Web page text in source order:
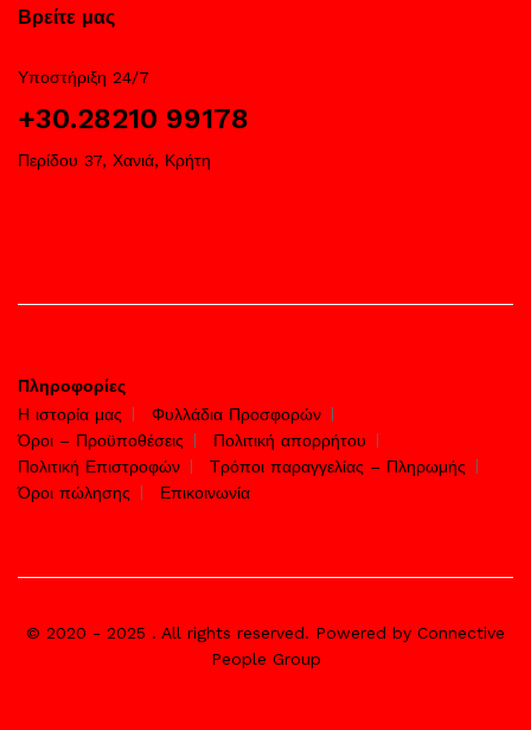
Βρείτε μας
Υποστήριξη 24/7
+30.28210 99178
Περίδου 37, Χανιά, Κρήτη
Πληροφορίες
Η ιστορία μας
Φυλλάδια Προσφορών
Όροι – Προϋποθέσεις
Πολιτική απορρήτου
Πολιτική Επιστροφών
Τρόποι παραγγελίας – Πληρωμής
Όροι πώλησης
Επικοινωνία
© 2020 - 2025 . All rights reserved. Powered by Connective
People Group